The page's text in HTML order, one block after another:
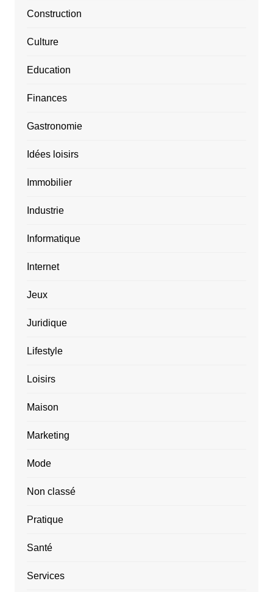
Construction
Culture
Education
Finances
Gastronomie
Idées loisirs
Immobilier
Industrie
Informatique
Internet
Jeux
Juridique
Lifestyle
Loisirs
Maison
Marketing
Mode
Non classé
Pratique
Santé
Services